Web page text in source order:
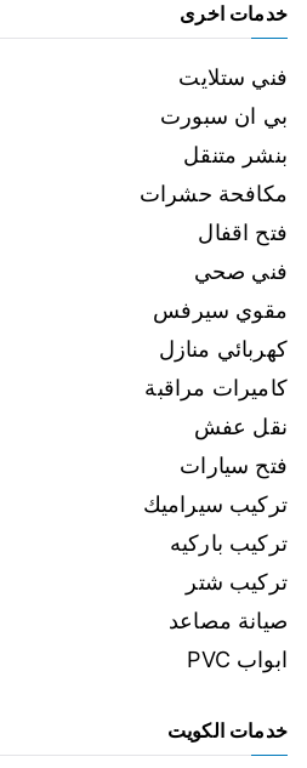
خدمات اخرى
فني ستلايت
بي ان سبورت
بنشر متنقل
مكافحة حشرات
فتح اقفال
فني صحي
مقوي سيرفس
كهربائي منازل
كاميرات مراقبة
نقل عفش
فتح سيارات
تركيب سيراميك
تركيب باركيه
تركيب شتر
صيانة مصاعد
ابواب PVC
خدمات الكويت